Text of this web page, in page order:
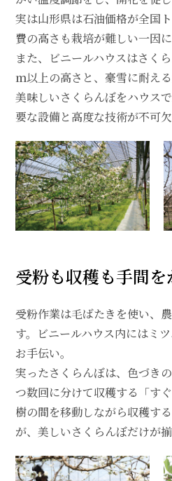
実は山形県は石油価格が全国
費の高さも栽培が難しい一因に
また、ビニールハウスはさく
ｍ以上の高さと、豪雪に耐え
美味しいさくらんぼをハウス
要な設備と高度な技術が不可欠
受粉も収穫も手間を
受粉作業は毛ばたきを使い、
す。ビニールハウス内にはミ
お手伝い。
実ったさくらんぼは、色づき
つ数回に分けて収穫する「す
樹の間を移動しながら収穫す
が、美しいさくらんぼだけが揃